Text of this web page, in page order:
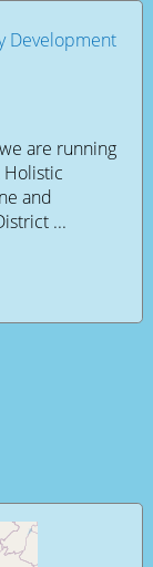
Development
are running
Holistic
and
...